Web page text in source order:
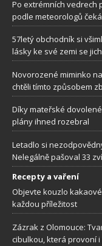
Po extrémních vedrech
podle meteorologů
57letý obchodník si
lásky ke své zemi se
Novorozené miminko
chtěli tímto způsobem
Díky mateřské
plány ihned rozebral
Letadlo si
Nelegálně pašoval 33
Recepty a vaření
Objevte kouzlo
každou příležitost
Zázrak z Olomouce:
cibulkou, která provoní